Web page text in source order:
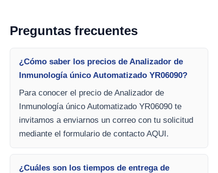
Preguntas frecuentes
¿Cómo saber los precios de Analizador de
Inmunología único Automatizado YR06090?
Para conocer el precio de Analizador de
Inmunología único Automatizado YR06090 te
invitamos a enviarnos un correo con tu solicitud
mediante el formulario de contacto AQUI.
¿Cuáles son los tiempos de entrega de